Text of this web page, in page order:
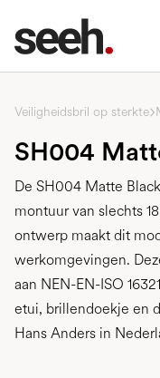
Veiligheidsbril op sterkte
SH004
De SH004 Matte
montuur van slechts
ontwerp maakt dit
werkomgevingen.
aan NEN-EN-ISO
etui, brillendoekje en
Hans Anders in